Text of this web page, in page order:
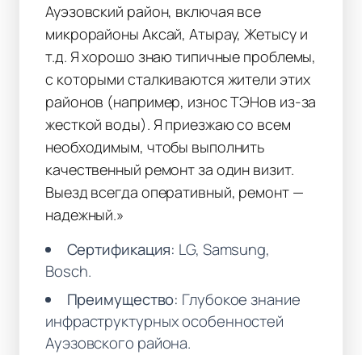
Ауэзовский район, включая все
микрорайоны Аксай, Атырау, Жетысу и
т.д. Я хорошо знаю типичные проблемы,
с которыми сталкиваются жители этих
районов (например, износ ТЭНов из-за
жесткой воды). Я приезжаю со всем
необходимым, чтобы выполнить
качественный ремонт за один визит.
Выезд всегда оперативный, ремонт —
надежный.»
Сертификация: LG, Samsung,
Bosch.
Преимущество: Глубокое знание
инфраструктурных особенностей
Ауэзовского района.